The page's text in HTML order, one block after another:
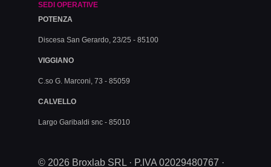
SEDI OPERATIVE
POTENZA
Discesa San Gerardo, 23/25 - 85100
VIGGIANO
C.so G. Marconi, 73 - 85059
CALVELLO
Largo Garibaldi snc - 85010
© 2026 Broxlab SRL · P.IVA 02029480767 ·